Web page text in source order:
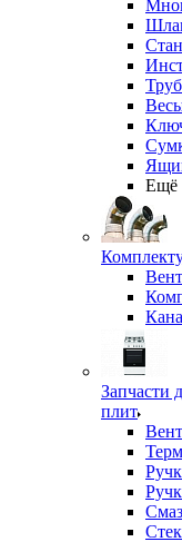
Ещё
Запчасти
плит